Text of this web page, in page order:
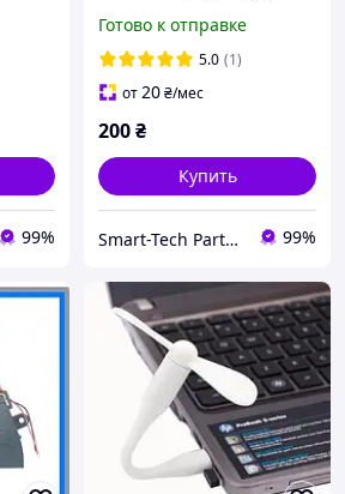
99%
2000 G7-2000 683191-001,
680551-001
Готово к отправке
5.0 (1)
от20₴/мес
200₴
Купить
Smart-Tech Parts Запчасти для ноутбуков 99%